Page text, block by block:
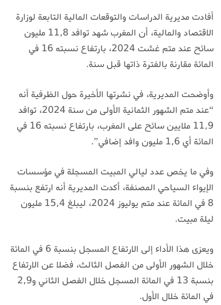
أفادت مديرية الدراسات والتوقعات المالية التابعة لوزارة
الاقتصاد والمالية، أن المغرب شهد توافد 11,8 مليون
سائح عند متم غشت 2024، بارتفاع نسبته 16 في
المائة مقارنة بالفترة ذاتها قبل سنة.
وأوضحت المديرية، في نشرتها الأخيرة حول الظرفية أنه
“عند متم الشهور الثمانية الأولى من سنة 2024، توافد
11,9 ملايين سائح على المغرب، بارتفاع نسبته 16 في
المائة أي 1,6 مليون وافد إضافي”.
وفي ما يخص عدد ليالي المبيت المسجلة في مؤسسات
الإيواء السياحي المصنفة، أكدت المديرية أنه ارتفع بنسبة
8 في المائة عند متم يوليوز 2024، ليبلغ 15,4 مليون
ليلة مبيت.
ويعزى هذا الأداء إلى الارتفاع المسجل بنسبة 6 في المائة
خلال الشهور الأولى من الفصل الثالث، فضلا عن الارتفاع
بنسبة 13 في المائة المسجل خلال الفصل الثاني و2,9
في المائة خلال الأول.